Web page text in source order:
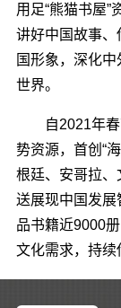
用足“熊猫书屋”
讲好中国故事、
国形象，深化
世界。
自2021年春
势资源，首创“
根廷、安哥拉、
送展现中国发
品书籍近9000
文化需求，持续